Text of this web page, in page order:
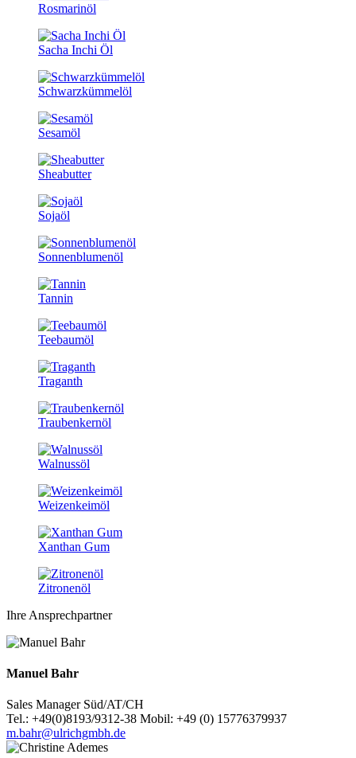
Rosmarinöl
Sacha Inchi Öl
Schwarzkümmelöl
Sesamöl
Sheabutter
Sojaöl
Sonnenblumenöl
Tannin
Teebaumöl
Traganth
Traubenkernöl
Walnussöl
Weizenkeimöl
Xanthan Gum
Zitronenöl
Ihre Ansprechpartner
Manuel Bahr
Sales Manager Süd/AT/CH
Tel.: +49(0)8193/9312-38 Mobil: +49 (0) 15776379937
m.bahr@ulrichgmbh.de